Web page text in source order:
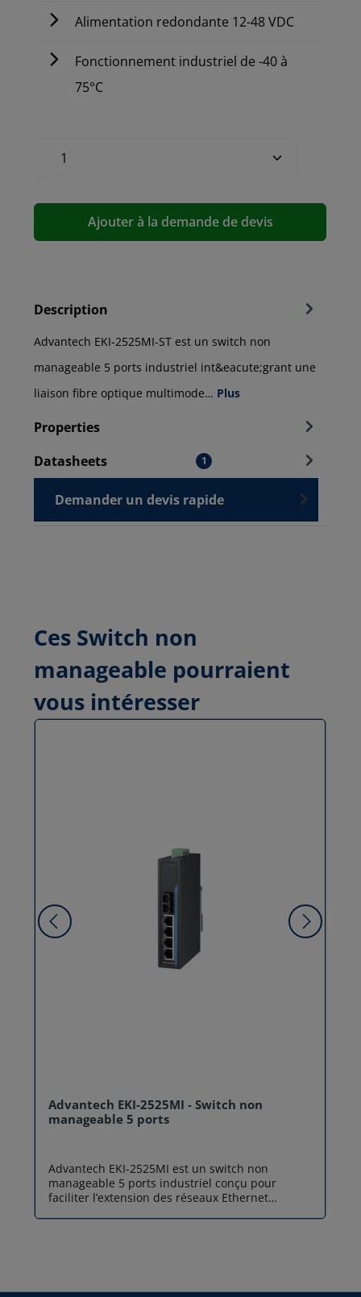
Alimentation redondante 12-48 VDC
Fonctionnement industriel de -40 à
75°C
Ajouter à la demande de devis
Description
Advantech EKI-2525MI-ST est un switch non
manageable 5 ports industriel int&eacute;grant une
liaison fibre optique multimode… Plus
Properties
Datasheets
1
Demander un devis rapide
Ces Switch non
manageable pourraient
vous intéresser
Advantech EKI-2525MI - Switch non
manageable 5 ports
Advantech EKI-2525MI est un switch non
manageable 5 ports industriel conçu pour
faciliter l’extension des réseaux Ethernet